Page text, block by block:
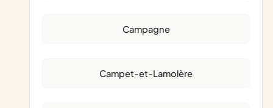
Campagne
Campet-et-Lamolère